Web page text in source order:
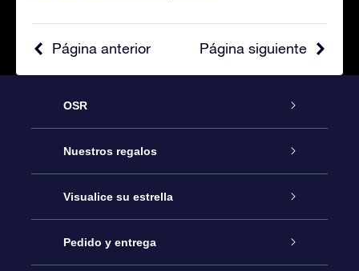
Página siguiente
Página anterior
OSR
Atención
Contáctanos
Blog
Nuestros regalos
Regalo Estrella Online
Paquete de Regalo OSR
Visualice su estrella
Registro estelar
Pedido y entrega